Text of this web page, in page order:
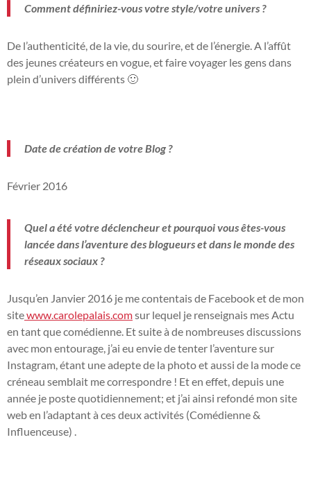
Comment définiriez-vous votre style/votre univers ?
De l’authenticité, de la vie, du sourire, et de l’énergie. A l’affût
des jeunes créateurs en vogue, et faire voyager les gens dans
plein d’univers différents 🙂
Date de création de votre Blog ?
Février 2016
Quel a été votre déclencheur et pourquoi vous êtes-vous
lancée dans l’aventure des blogueurs et dans le monde des
réseaux sociaux ?
Jusqu’en Janvier 2016 je me contentais de Facebook et de mon
sitewww.carolepalais.comsur lequel je renseignais mes Actu
en tant que comédienne. Et suite à de nombreuses discussions
avec mon entourage, j’ai eu envie de tenter l’aventure sur
Instagram, étant une adepte de la photo et aussi de la mode ce
créneau semblait me correspondre ! Et en effet, depuis une
année je poste quotidiennement; et j’ai ainsi refondé mon site
web en l’adaptant à ces deux activités (Comédienne &
Influenceuse) .